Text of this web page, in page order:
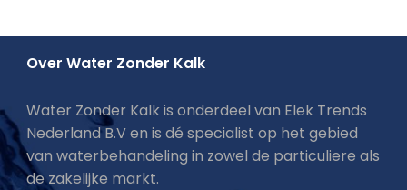
Over Water Zonder Kalk
Water Zonder Kalk is onderdeel van Elek Trends
Nederland B.V en is dé specialist op het gebied
van waterbehandeling in zowel de particuliere als
de zakelijke markt.